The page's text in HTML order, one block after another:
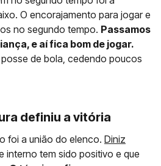
O encorajamento para jogar e
no segundo tempo. Passamos
e aí fica bom de jogar.
de bola, cedendo poucos
definiu a vitória
foi a união do elenco. Diniz
interno tem sido positivo e que